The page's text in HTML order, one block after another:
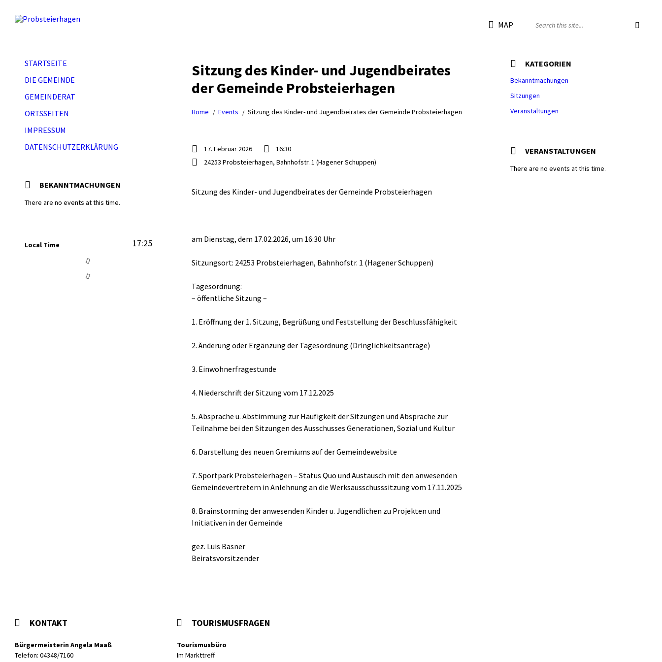
MAP
Sitzung des Kinder- und Jugendbeirates
der Gemeinde Probsteierhagen
Home Events Sitzung des Kinder- und Jugendbeirates der Gemeinde Probsteierhagen
17. Februar 2026
16:30
24253 Probsteierhagen, Bahnhofstr. 1 (Hagener Schuppen)
Sitzung des Kinder- und Jugendbeirates der Gemeinde Probsteierhagen
am Dienstag, dem 17.02.2026, um 16:30 Uhr
Sitzungsort: 24253 Probsteierhagen, Bahnhofstr. 1 (Hagener Schuppen)
Tagesordnung:
– öffentliche Sitzung –
1. Eröffnung der 1. Sitzung, Begrüßung und Feststellung der Beschlussfähigkeit
2. Änderung oder Ergänzung der Tagesordnung (Dringlichkeitsanträge)
3. Einwohnerfragestunde
4. Niederschrift der Sitzung vom 17.12.2025
5. Absprache u. Abstimmung zur Häufigkeit der Sitzungen und Absprache zur
Teilnahme bei den Sitzungen des Ausschusses Generationen, Sozial und Kultur
6. Darstellung des neuen Gremiums auf der Gemeindewebsite
7. Sportpark Probsteierhagen – Status Quo und Austausch mit den anwesenden
Gemeindevertretern in Anlehnung an die Werksausschusssitzung vom 17.11.2025
8. Brainstorming der anwesenden Kinder u. Jugendlichen zu Projekten und
Initiativen in der Gemeinde
gez. Luis Basner
Beiratsvorsitzender
STARTSEITE
DIE GEMEINDE
GEMEINDERAT
ORTSSEITEN
IMPRESSUM
DATENSCHUTZERKLÄRUNG
BEKANNTMACHUNGEN
There are no events at this time.
Local Time 17:25
KATEGORIEN
Bekanntmachungen
Sitzungen
Veranstaltungen
VERANSTALTUNGEN
There are no events at this time.
KONTAKT
Bürgermeisterin Angela Maaß
Telefon: 04348/7160
TOURISMUSFRAGEN
Tourismusbüro
Im Markttreff